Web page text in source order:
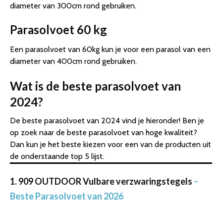
diameter van 300cm rond gebruiken.
Parasolvoet 60 kg
Een parasolvoet van 60kg kun je voor een parasol van een
diameter van 400cm rond gebruiken.
Wat is de beste parasolvoet van
2024?
De beste parasolvoet van 2024 vind je hieronder! Ben je
op zoek naar de beste parasolvoet van hoge kwaliteit?
Dan kun je het beste kiezen voor een van de producten uit
de onderstaande top 5 lijst.
1. 909 OUTDOOR Vulbare verzwaringstegels –
Beste Parasolvoet van 2026